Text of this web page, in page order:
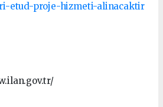
etud-proje-hizmeti-alinacaktir